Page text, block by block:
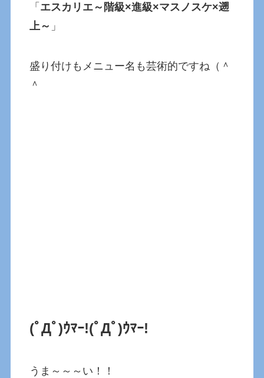
「 エスカリエ～階級×進級×マスノスケ×遡
上～ 」
盛り付けもメニュー名も芸術的ですね（＾
＾
(ﾟДﾟ)ｳﾏｰ!(ﾟДﾟ)ｳﾏｰ!
うま～～～い！！